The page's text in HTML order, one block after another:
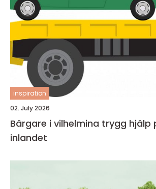
inspiration
02. July 2026
Bärgare i vilhelmina trygg hjälp på vägarna i
inlandet